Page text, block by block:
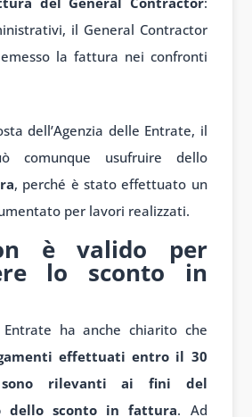
il General Contractor
la fattura nei confronti
dell’Agenzia delle Entrate, il
comunque usufruire dello
, perché è stato effettuato un
per lavori realizzati.
è valido per
lo sconto in
Entrate ha anche chiarito che
effettuati entro il 30
sono rilevanti ai fini del
dello sconto in fattura. Ad